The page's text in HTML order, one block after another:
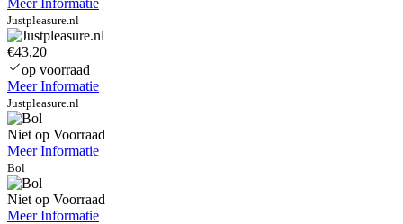
Justpleasure.nl
€43,20
op voorraad
Meer Informatie
Justpleasure.nl
Niet op Voorraad
Meer Informatie
Bol
Niet op Voorraad
Meer Informatie